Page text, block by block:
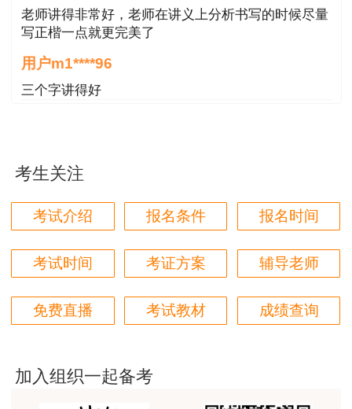
老师讲得非常好，老师在讲义上分析书写的时候尽量
写正楷一点就更完美了
用户m1****96
三个字讲得好
用户m1****88
太喜欢王英老师了
用户m5****68
平台历史购买的课程，老师讲的多非常好
老师讲的很细致很认真，课件准备充分也非常有耐
用户m0****88
考生关注
考试介绍 报名条件 报名时间
考试时间 考证方案 辅导老师
免费直播 考试教材 成绩查询
加入组织一起备考